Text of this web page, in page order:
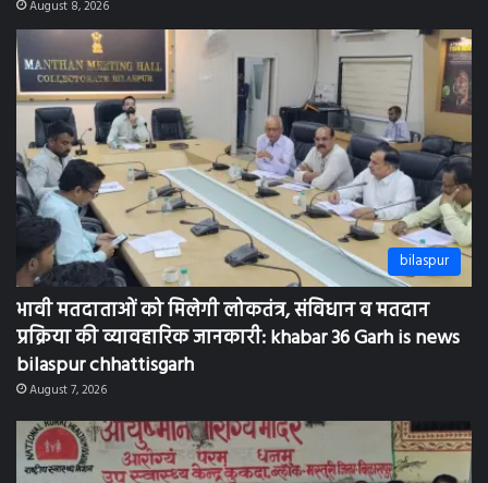
bilaspur
भावी मतदाताओं को मिलेगी लोकतंत्र, संविधान व मतदान
प्रक्रिया की व्यावहारिक जानकारी: khabar 36 Garh is news
bilaspur chhattisgarh
August 7, 2026